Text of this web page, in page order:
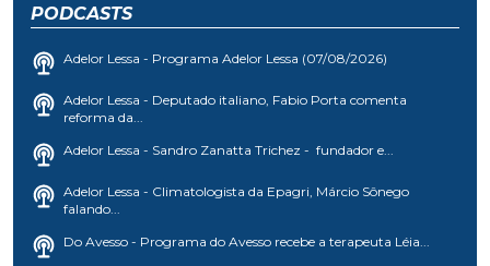
PODCASTS
Adelor Lessa - Programa Adelor Lessa (07/08/2026)
Adelor Lessa - Deputado italiano, Fabio Porta comenta
reforma da...
Adelor Lessa - Sandro Zanatta Trichez - fundador e...
Adelor Lessa - Climatologista da Epagri, Márcio Sônego
falando...
Do Avesso - Programa do Avesso recebe a terapeuta Léia...